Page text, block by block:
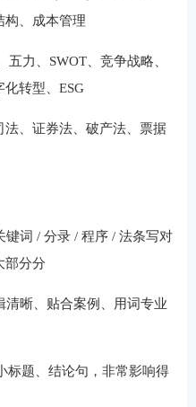
构、成本管理
五力、SWOT、竞争战略、
转型、ESG
法、证券法、破产法、票据
键词 / 分录 / 程序 / 法条写对
部分分
清晰、贴合案例、用词专业
标题、结论句，非常影响得